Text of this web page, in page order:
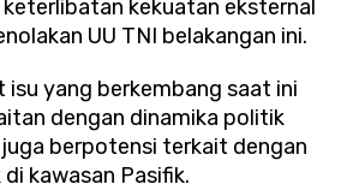
kekuatan eksternal
UU TNI belakangan ini.
isu yang berkembang saat ini
dengan dinamika politik
berpotensi terkait dengan
kawasan Pasifik.